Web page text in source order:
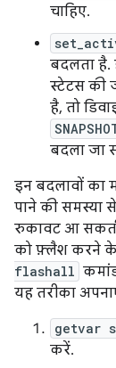
चाहिए.
बदलता है.
स्टेटस की
है, तो
बदला जा
इन बदलावों का
पाने की समस्या
रुकावट आ सकती
को फ़्लैश करने के
flashall
यह तरीका
getvar
करें.